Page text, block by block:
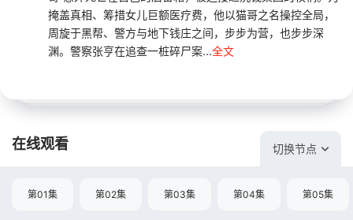
掩盖真相、筹措女儿巨额医疗费，他以猫哥之名操控全局，
周旋于黑帮、警方与地下钱庄之间，步步为营，也步步深
渊。警察张亨在追查一桩碎尸案...全文
在线观看 切换节点
第01集 第02集 第03集 第04集 第05集